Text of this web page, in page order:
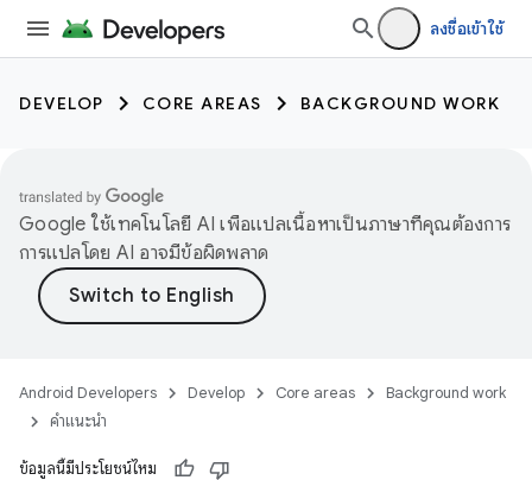
ลงชื่อเข้าใช้
DEVELOP CORE AREAS BACKGROUND WORK
Google ใช้เทคโนโลยี AI เพื่อแปลเนื้อหาเป็นภาษาที่คุณต้องการ
การแปลโดย AI อาจมีข้อผิดพลาด
Android Developers Develop Core areas
Background work
คำแนะนำ
ข้อมูลนี้มีประโยชน์ไหม